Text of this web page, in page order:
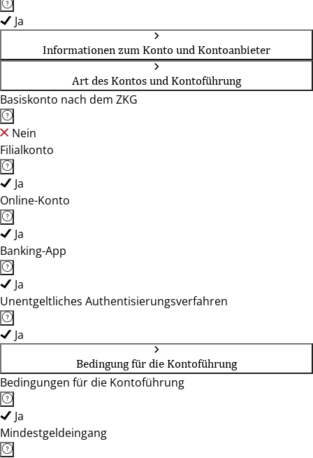
Ja
Informationen zum Konto und Kontoanbieter
Art des Kontos und Kontoführung
Basiskonto nach dem ZKG
Nein
Filialkonto
Ja
Online-Konto
Ja
Banking-App
Ja
Unentgeltliches Authentisierungsverfahren
Ja
Bedingung für die Kontoführung
Bedingungen für die Kontoführung
Ja
Mindestgeldeingang